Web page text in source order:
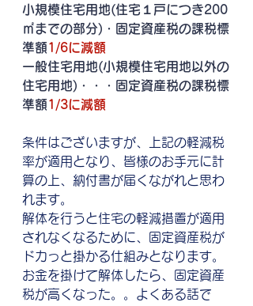
小規模住宅用地(住宅１戸につき200
㎡までの部分)・固定資産税の課税標
準額1/6に減額
一般住宅用地(小規模住宅用地以外の
住宅用地)・・・固定資産税の課税標
準額1/3に減額
条件はございますが、上記の軽減税
率が適用となり、皆様のお手元に計
算の上、納付書が届くながれと思わ
れます。
解体を行うと住宅の軽減措置が適用
されなくなるために、固定資産税が
ドカっと掛かる仕組みとなります。
お金を掛けて解体したら、固定資産
税が高くなった。。よくある話で